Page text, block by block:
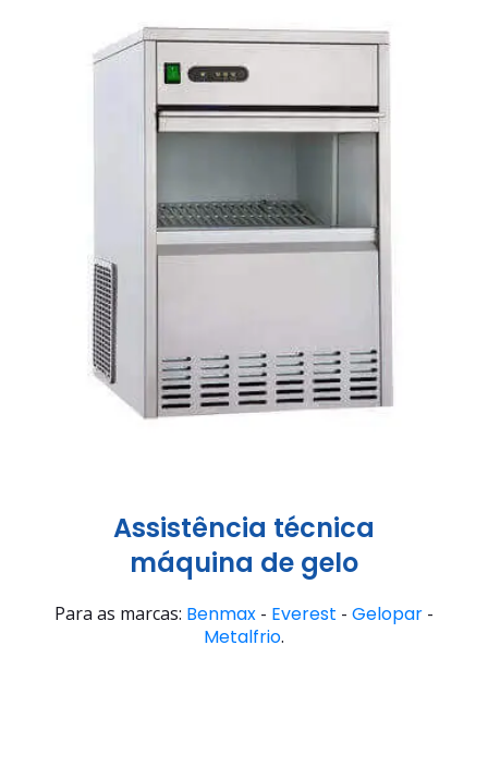
Assistência técnica
máquina de gelo
Para as marcas: Benmax - Everest - Gelopar -
Metalfrio.